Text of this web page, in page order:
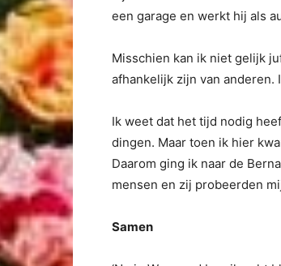
een garage en werkt hij als
Misschien kan ik niet gelijk
afhankelijk zijn van
Ik weet dat het tijd nodig
dingen. Maar toen ik hier
Daarom ging ik naar de
mensen en zij probeerden
Samen